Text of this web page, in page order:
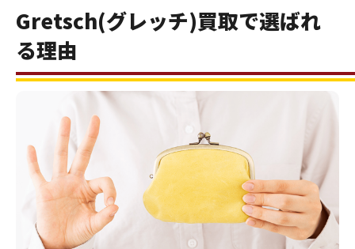
Gretsch(グレッチ)買取で選ばれ
る理由